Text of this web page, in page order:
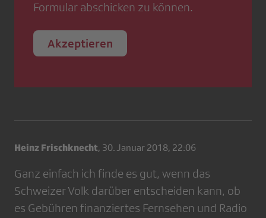
Formular abschicken zu können.
Akzeptieren
Heinz Frischknecht, 30. Januar 2018, 22:06
Ganz einfach ich finde es gut, wenn das
Schweizer Volk darüber entscheiden kann, ob
es Gebühren finanziertes Fernsehen und Radio